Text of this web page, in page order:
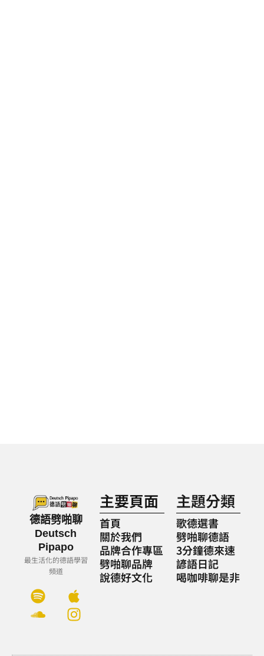
德語劈啪聊
Deutsch
Pipapo
最生活化的德語學習
頻道
S
p
o
A
p
p
S
o
u
I
n
s
主要頁面
首頁
關於我們
品牌合作專區
劈啪聊品牌
說德好文化
主題分類
歌德選書
劈啪聊德語
3分鐘德來速
諺語日記
喝咖啡聊是非